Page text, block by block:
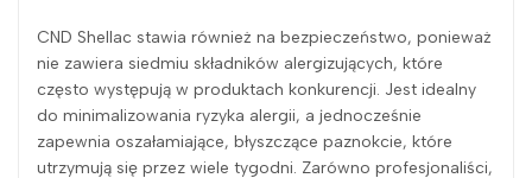
CND Shellac stawia również na bezpieczeństwo, ponieważ
nie zawiera siedmiu składników alergizujących, które
często występują w produktach konkurencji. Jest idealny
do minimalizowania ryzyka alergii, a jednocześnie
zapewnia oszałamiające, błyszczące paznokcie, które
utrzymują się przez wiele tygodni. Zarówno profesjonaliści,